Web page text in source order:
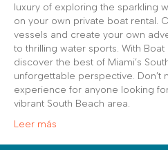
luxury of exploring the sparkling
on your own private boat rental.
vessels and create your own
to thrilling water sports. With Boat
discover the best of Miami’s
unforgettable perspective. Don’t
experience for anyone looking
vibrant South Beach area.
Leer más